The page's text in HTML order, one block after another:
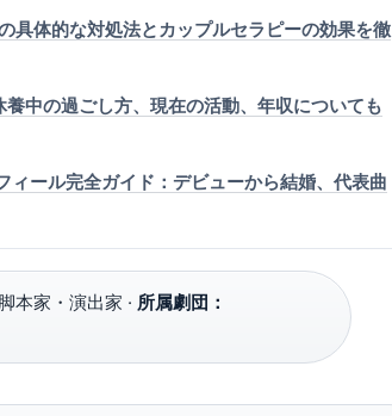
具体的な対処法とカップルセラピーの効果を徹
中の過ごし方、現在の活動、年収についても
ィール完全ガイド：デビューから結婚、代表曲
本家・演出家 · 所属劇団：